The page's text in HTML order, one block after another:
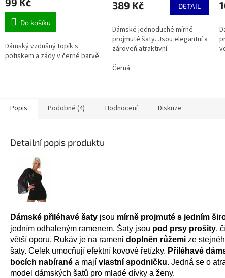
Do košíku
Dámský vzdušný topík s
potiskem a zády v černé barvě.
389 Kč DETAIL
Dámské jednoduché mírně
projmuté šaty. Jsou elegantní a
zároveň atraktivní.
Černá
Popis Podobné (4) Hodnocení Diskuze
Detailní popis produktu
Dámské přiléhavé šaty jsou mírně projmuté s jedním
jedním odhaleným ramenem. Šaty jsou pod prsy prošity,
větší oporu. Rukáv je na rameni doplněn růžemi ze
šaty. Celek umocňují efektní kovové řetízky. Přiléhavé
bocích nabírané a mají vlastní spodničku. Jedná se o
model dámských šatů pro mladé dívky a ženy.